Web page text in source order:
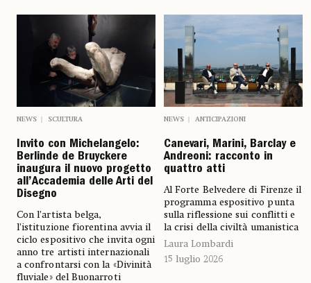
NEWS SCULTURA
Invito con Michelangelo:
Berlinde de Bruyckere
inaugura il nuovo progetto
all’Accademia delle Arti del
Disegno
Con l’artista belga,
l’istituzione fiorentina avvia il
ciclo espositivo che invita ogni
anno tre artisti internazionali
a confrontarsi con la «Divinità
fluviale» del Buonarroti
NEWS ANTICIPAZIONI
Canevari, Marini, Barclay e
Andreoni: racconto in
quattro atti
Al Forte Belvedere di Firenze il
programma espositivo punta
sulla riflessione sui conflitti e
la crisi della civiltà umanistica
Laura Lombardi
15 luglio 2026